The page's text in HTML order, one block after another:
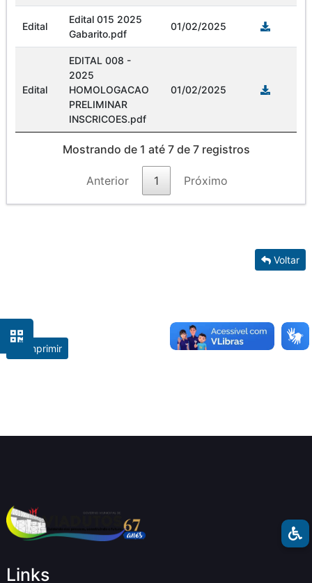
Edital
Edital 015 2025
Gabarito.pdf
01/02/2025
Edital
EDITAL 008 -
2025
HOMOLOGACAO
PRELIMINAR
INSCRICOES.pdf
01/02/2025
Mostrando de 1 até 7 de 7 registros
Anterior 1 Próximo
Voltar
Imprimir
Links